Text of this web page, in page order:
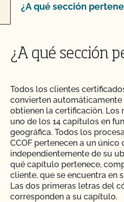
¿A qué sección
¿A qué sección
Todos los clientes
convierten
obtienen la certificación. Los
uno de los 14 capítulos en
geográfica. Todos los
CCOF pertenecen a un único
independientemente de su
qué capítulo pertenece,
cliente, que se encuentra en
Las dos primeras letras del
corresponden a su capítulo.